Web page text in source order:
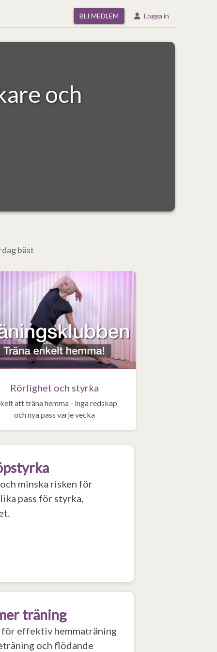
BLI MEDLEM Logga in
och
bäst
Rörlighet och styrka
att träna hemma - inga redskap
och nya pass varje vecka
minska risken för
pass för styrka,
träning
effektiv hemmaträning
och flödande